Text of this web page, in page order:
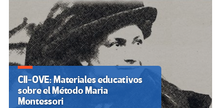
CII-OVE: Materiales educativos
sobre el Método Maria
Montessori